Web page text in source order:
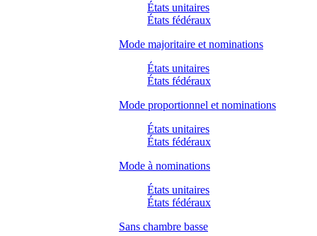
États unitaires
États fédéraux
Mode majoritaire et nominations
États unitaires
États fédéraux
Mode proportionnel et nominations
États unitaires
États fédéraux
Mode à nominations
États unitaires
États fédéraux
Sans chambre basse